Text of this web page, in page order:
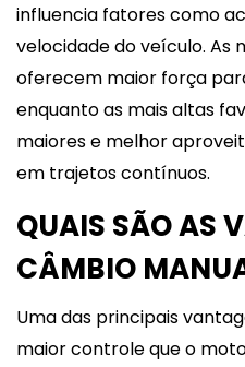
influencia fatores como
velocidade do veículo. As
oferecem maior força
enquanto as mais altas
maiores e melhor
em trajetos contínuos.
QUAIS SÃO AS
CÂMBIO
Uma das principais
maior controle que o